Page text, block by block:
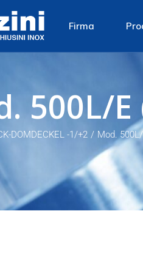
Firma
Rohstoff
Produktion
Umweltpolitik
500L/
DOMDECKEL -1/+2 Mod.